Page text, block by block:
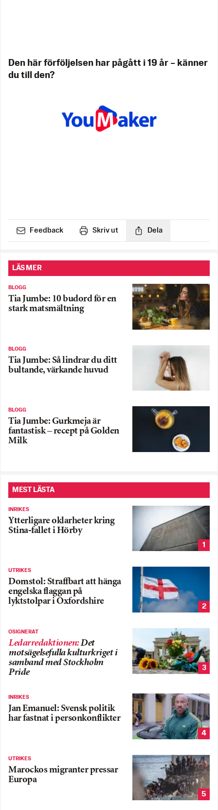
Den här förföljelsen har pågått i 19 år – känner
du till den?
Feedback Skriv ut Dela
LÄS MER
BLOGG
Tia Jumbe: 10 budord för en
stark matsmältning
BLOGG
Tia Jumbe: Så lindrar du ditt
bultande, värkande huvud
BLOGG
Tia Jumbe: Gurkmeja är
fantastisk – recept på Golden
Milk
MEST LÄSTA
INRIKES
Ytterligare oklarheter kring
Stina-fallet i Hörby
1
UTRIKES
Domstol: Straffbart att hänga
engelska flaggan på
lyktstolpar i Oxfordshire
2
OSIGNERAT
Ledarredaktionen:Det
motsägelsefulla kulturkriget i
samband med Stockholm
Pride
3
INRIKES
Jan Emanuel: Svensk politik
har fastnat i personkonflikter
4
UTRIKES
Marockos migranter pressar
Europa
5